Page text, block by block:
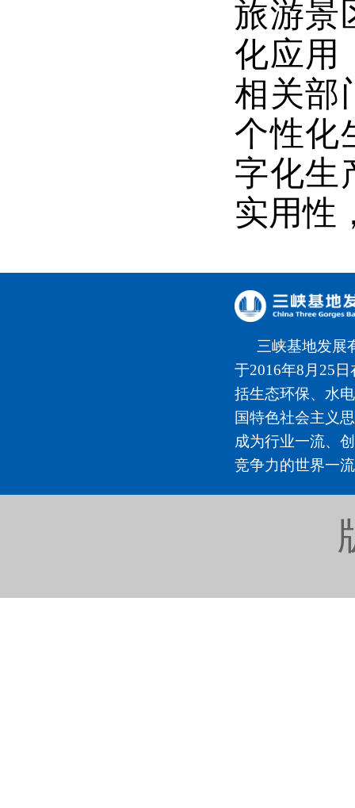
旅游景
化应用
相关部
个性化
字化生
实用性
三峡基地发展
于2016年8月25
括生态环保、水
国特色社会主义
成为行业一流、
竞争力的世界一